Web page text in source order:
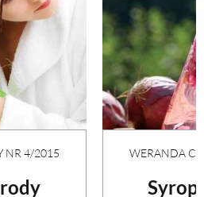
NR 4/2015 WERANDA
Syrop